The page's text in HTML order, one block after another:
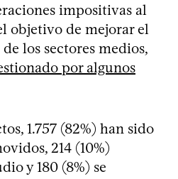
impositivas al
objetivo de mejorar el
los sectores medios,
por algunos
1.757 (82%) han sido
214 (10%)
y 180 (8%) se